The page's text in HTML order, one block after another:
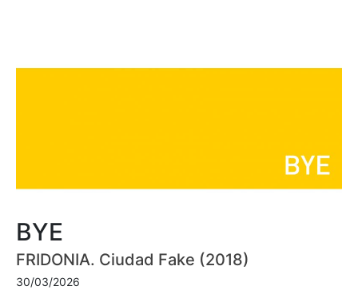
BYE
FRIDONIA. Ciudad Fake (2018)
30/03/2026